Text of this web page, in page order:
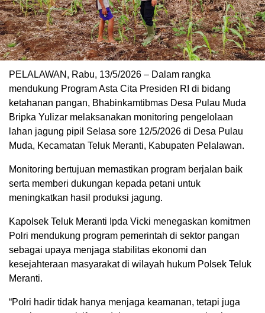
PELALAWAN, Rabu, 13/5/2026 – Dalam rangka
mendukung Program Asta Cita Presiden RI di bidang
ketahanan pangan, Bhabinkamtibmas Desa Pulau Muda
Bripka Yulizar melaksanakan monitoring pengelolaan
lahan jagung pipil Selasa sore 12/5/2026 di Desa Pulau
Muda, Kecamatan Teluk Meranti, Kabupaten Pelalawan.
Monitoring bertujuan memastikan program berjalan baik
serta memberi dukungan kepada petani untuk
meningkatkan hasil produksi jagung.
Kapolsek Teluk Meranti Ipda Vicki menegaskan komitmen
Polri mendukung program pemerintah di sektor pangan
sebagai upaya menjaga stabilitas ekonomi dan
kesejahteraan masyarakat di wilayah hukum Polsek Teluk
Meranti.
“Polri hadir tidak hanya menjaga keamanan, tetapi juga